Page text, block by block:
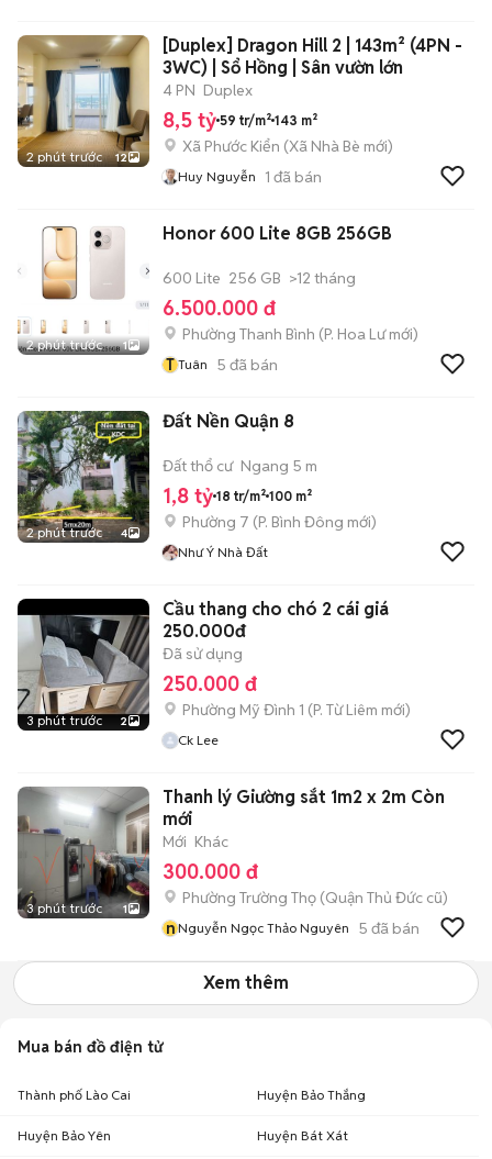
2 phút trước 12
[Duplex] Dragon Hill 2 | 143m² (4PN -
3WC) | Sổ Hồng | Sân vườn lớn
4 PN Duplex
8,5 tỷ 59 tr/m² 143 m²
Xã Phước Kiển (Xã Nhà Bè mới)
Huy Nguyễn 1 đã bán
2 phút trước 1
Honor 600 Lite 8GB 256GB
600 Lite 256 GB >12 tháng
6.500.000 đ
Phường Thanh Bình (P. Hoa Lưmới)
T Tuân 5 đã bán
2 phút trước 4
Đất Nền Quận 8
Đất thổ cư Ngang 5 m
1,8 tỷ 18 tr/m² 100 m²
Phường 7 (P. Bình Đông mới)
Như Ý Nhà Đất
3 phút trước 2
Cầu thang cho chó 2 cái giá
250.000đ
Đã sử dụng
250.000 đ
Phường Mỹ Đình 1 (P. Từ Liêm mới)
Ck Lee
3 phút trước 1
Thanh lý Giường sắt 1m2 x 2m Còn
mới
Mới Khác
300.000 đ
Phường Trường Thọ (Quận Thủ Đức cũ)
nNguyễn Ngọc Thảo Nguyên 5 đã bán
Xem thêm
Mua bán đồ điện tử
Thành phố Lào Cai Huyện Bảo Thắng
Huyện Bảo Yên Huyện Bát Xát